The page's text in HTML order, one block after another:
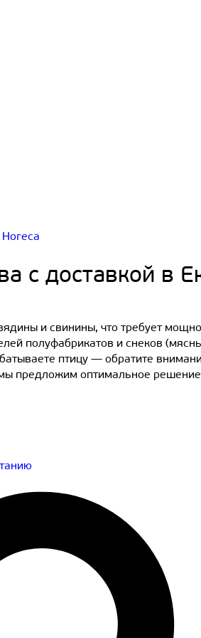
Horeca
с доставкой в
и свинины, что требует
полуфабрикатов и снеков
птицу — обратите
предложим оптимальное